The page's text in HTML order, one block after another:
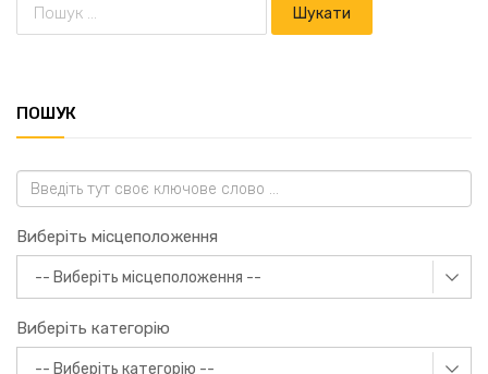
ПОШУК
Виберіть місцеположення
Виберіть категорію